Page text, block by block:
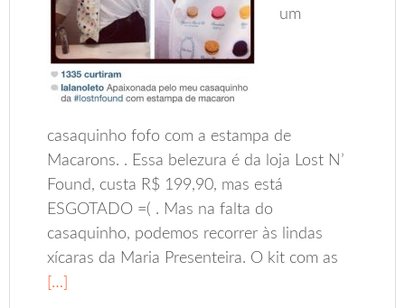
um
casaquinho fofo com a estampa de
Macarons. . Essa belezura é da loja Lost N’
Found, custa R$ 199,90, mas está
ESGOTADO =( . Mas na falta do
casaquinho, podemos recorrer às lindas
xícaras da Maria Presenteira. O kit com as
[…]